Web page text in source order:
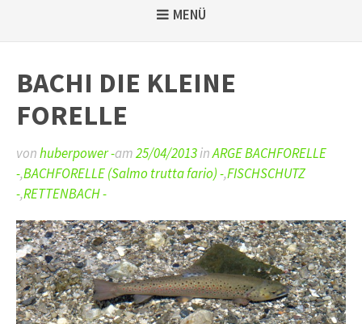
MENÜ
BACHI DIE KLEINE
FORELLE
vonhuberpower -am25/04/2013inARGE BACHFORELLE
-,BACHFORELLE (Salmo trutta fario) -,FISCHSCHUTZ
-,RETTENBACH -